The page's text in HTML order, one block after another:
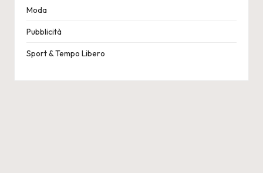
Moda
Pubblicità
Sport & Tempo Libero